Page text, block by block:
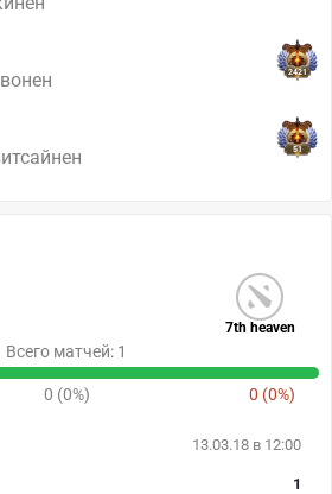
2421
51
7th heaven
Всего матчей: 1
0 (0%) 0 (0%)
13.03.18 в 12:00
1